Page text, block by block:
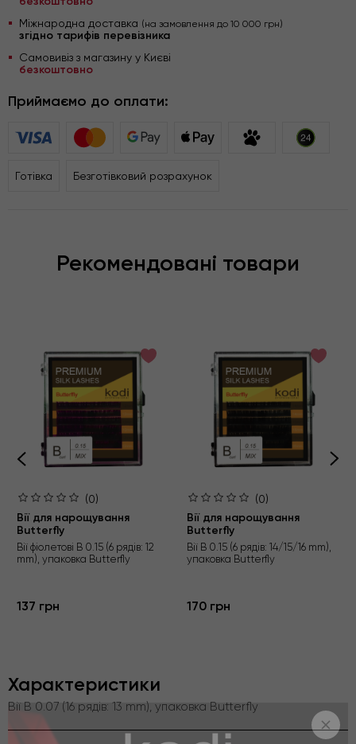
Міжнародна доставка (на замовлення до 10 000 грн)
згідно тарифів перевізника
Самовивіз з магазину у Києві
безкоштовно
Приймаємо до оплати:
Готівка Безготівковий розрахунок
Рекомендовані товари
(0)
Вії для нарощування
Butterfly
Вії фіолетові B 0.15 (6 рядів: 12
mm), упаковка Butterfly
137 грн
(0)
Вії для нарощування
Butterfly
Вії B 0.15 (6 рядів: 14/15/16 mm),
упаковка Butterfly
170 грн
Характеристики
Вії B 0.07 (16 рядів: 13 mm), упаковка Butterfly